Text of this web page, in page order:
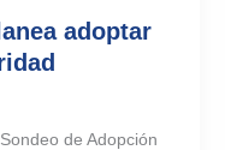
adoptar
de Adopción